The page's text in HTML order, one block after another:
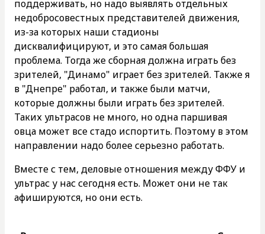
поддерживать, но надо выявлять отдельных
недобросовестных представителей движения,
из-за которых наши стадионы
дисквалифицируют, и это самая большая
проблема. Тогда же сборная должна играть без
зрителей, "Динамо" играет без зрителей. Также я
в "Днепре" работал, и также были матчи,
которые должны были играть без зрителей.
Таких ультрасов не много, но одна паршивая
овца может все стадо испортить. Поэтому в этом
направлении надо более серьезно работать.
Вместе с тем, деловые отношения между ФФУ и
ультрас у нас сегодня есть. Может они не так
афишируются, но они есть.